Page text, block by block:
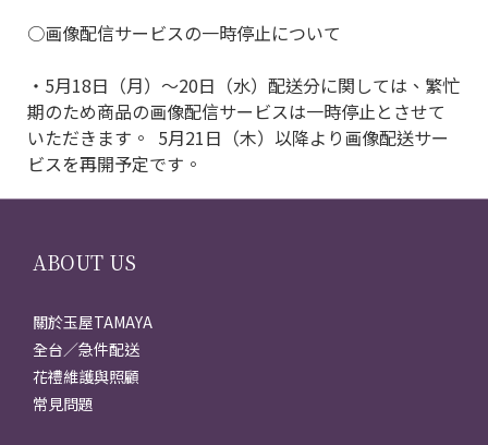
○画像配信サービスの一時停止について
・5月18日（月）〜20日（水）配送分に関しては、繁忙
期のため商品の画像配信サービスは一時停止とさせて
いただきます。 5月21日（木）以降より画像配送サー
ビスを再開予定です。
ABOUT US
關於玉屋TAMAYA
全台／急件配送
花禮維護與照顧
常見問題